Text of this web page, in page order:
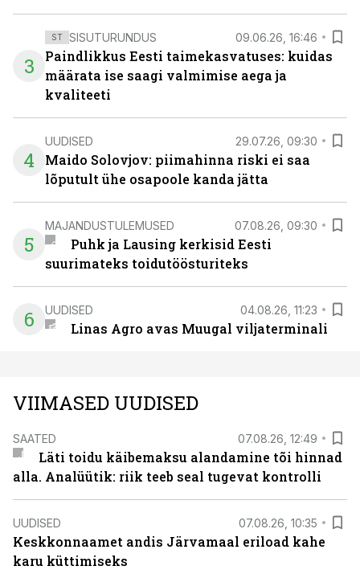
3
ST SISUTURUNDUS 09.06.26, 16:46
Paindlikkus Eesti taimekasvatuses: kuidas
määrata ise saagi valmimise aega ja
kvaliteeti
4
UUDISED 29.07.26, 09:30
Maido Solovjov: piimahinna riski ei saa
lõputult ühe osapoole kanda jätta
5
MAJANDUSTULEMUSED 07.08.26, 09:30
Puhk ja Lausing kerkisid Eesti
suurimateks toidutöösturiteks
6 UUDISED 04.08.26, 11:23
Linas Agro avas Muugal viljaterminali
VIIMASED UUDISED
SAATED 07.08.26, 12:49
Läti toidu käibemaksu alandamine tõi hinnad
alla. Analüütik: riik teeb seal tugevat kontrolli
UUDISED 07.08.26, 10:35
Keskkonnaamet andis Järvamaal eriload kahe
karu küttimiseks